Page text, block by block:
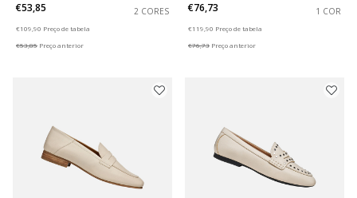
€53,85
2 CORES
€109,90 Preço de tabela
€53,85 Preço anterior
€76,73
1 COR
€119,90 Preço de tabela
€76,73 Preço anterior